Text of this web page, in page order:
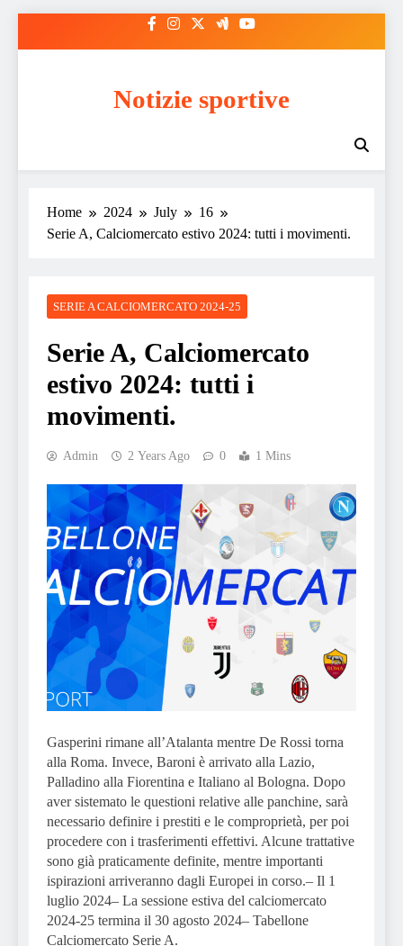
Notizie sportive
Home 2024 July
16
Serie A, Calciomercato estivo 2024: tutti i movimenti.
SERIE A CALCIOMERCATO 2024-25
Serie A, Calciomercato
estivo 2024: tutti i
movimenti.
Admin 2 Years Ago 0 1 Mins
Gasperini rimane all’Atalanta mentre De Rossi torna
alla Roma. Invece, Baroni è arrivato alla Lazio,
Palladino alla Fiorentina e Italiano al Bologna. Dopo
aver sistemato le questioni relative alle panchine, sarà
necessario definire i prestiti e le comproprietà, per poi
procedere con i trasferimenti effettivi. Alcune trattative
sono già praticamente definite, mentre importanti
ispirazioni arriveranno dagli Europei in corso.– Il 1
luglio 2024– La sessione estiva del calciomercato
2024-25 termina il 30 agosto 2024– Tabellone
Calciomercato Serie A.